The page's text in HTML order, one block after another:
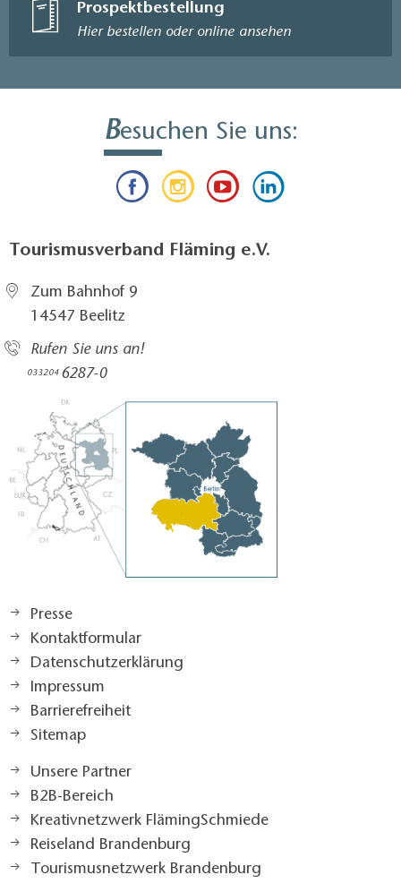
Prospektbestellung
Hier bestellen oder online ansehen
Besuchen Sie uns:
Tourismusverband Fläming e.V.
Zum Bahnhof 9
14547 Beelitz
Rufen Sie uns an!
033204 6287-0
Presse
Kontaktformular
Datenschutzerklärung
Impressum
Barrierefreiheit
Sitemap
Unsere Partner
B2B-Bereich
Kreativnetzwerk FlämingSchmiede
Reiseland Brandenburg
Tourismusnetzwerk Brandenburg